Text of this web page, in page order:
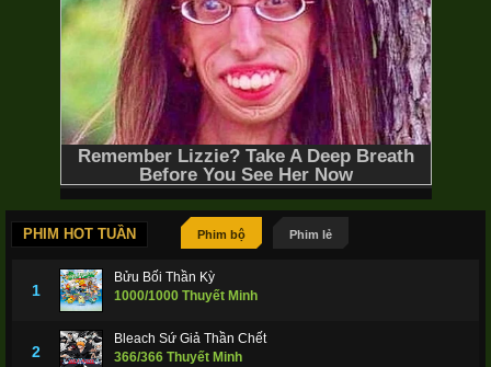
PHIM HOT TUẦN Phim bộ Phim lẻ
1
Bửu Bối Thần Kỳ
1000/1000 Thuyết Minh
2
Bleach Sứ Giả Thần Chết
366/366 Thuyết Minh